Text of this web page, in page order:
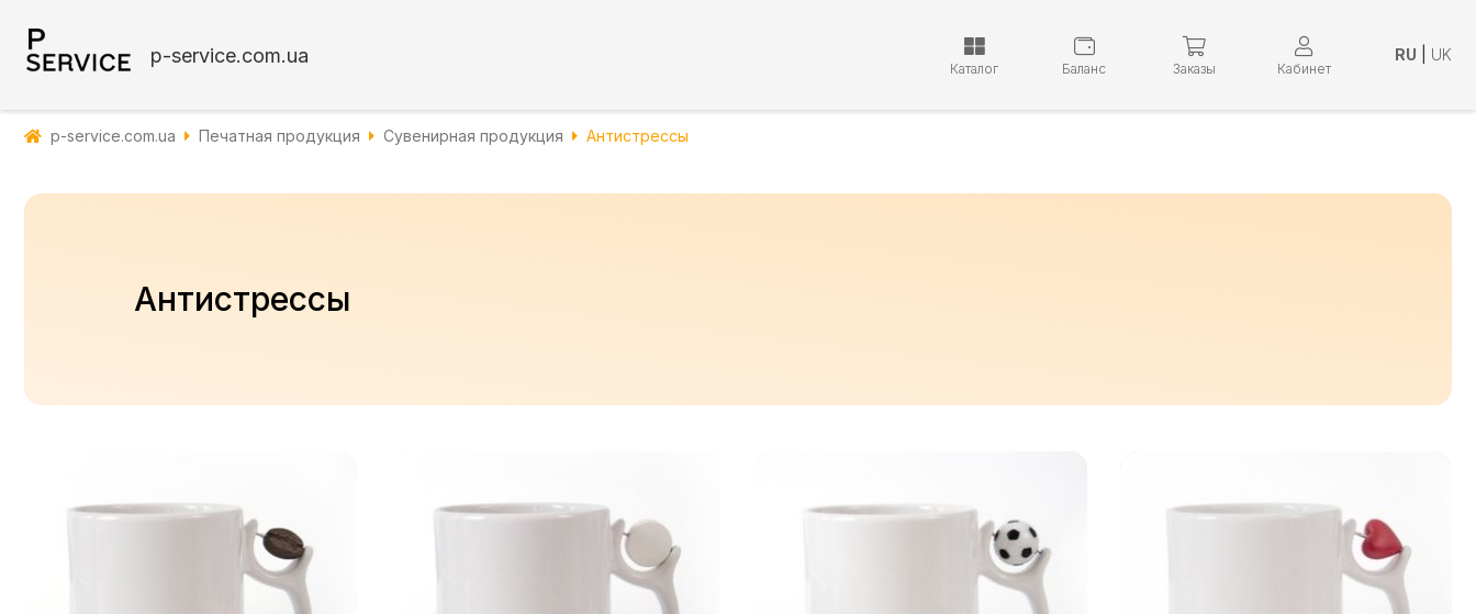
p-service.com.ua
Каталог Баланс Заказы Кабинет
RU UK
p-service.com.ua Печатная продукция Сувенирная продукция Антистрессы
Антистрессы